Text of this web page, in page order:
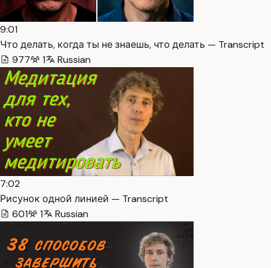
9:01
Что делать, когда ты не знаешь, что делать — Transcript
977
1 Russian
7:02
Рисунок одной линией — Transcript
601
1 Russian